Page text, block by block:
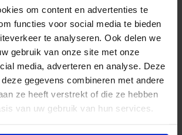
om content en advertenties te
functies voor social media te bieden
te analyseren. Ook delen we
gebruik van onze site met onze
media, adverteren en analyse. Deze
gegevens combineren met andere
ze heeft verstrekt of die ze hebben
van uw gebruik van hun services.
voorzien van Philips LED modules
verwachte levensduur tot wel
De railspot serie is standaard
lichtkleuren warm wit (3000K) en
Op aanvraag zijn meer opties
via Dali/Casambi, andere
en perfecte kleurweergave (CRI90-